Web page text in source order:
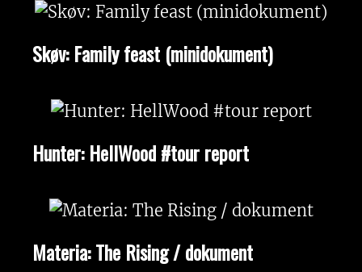
Skøv: Family feast (minidokument)
Hunter: HellWood #tour report
Materia: The Rising / dokument